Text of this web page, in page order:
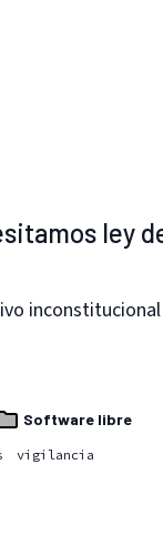
ley
Software libre
vigilancia